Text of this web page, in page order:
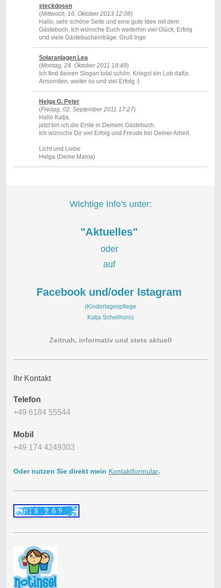
steckdosen
(Mittwoch, 16. Oktober 2013 12:08)
Hallo, sehr schöne Seite und eine gute Idee mit dem
Gästebuch. Ich wünsche Euch weiterhin viel Glück, Erfolg
und viele Gästebucheinträge. Gruß Inge
Solaranlagen Lea
(Montag, 24. Oktober 2011 18:49)
Ich find deinen Slogan total schön. Kriegst ein Lob dafür.
Ansonsten, weiter so und viel Erfolg :)
Helga G. Peter
(Freitag, 02. September 2011 17:27)
Hallo Katja,
jetzt bin ich die Erste in Deinem Gästebuch.
Ich wünsche Dir viel Erfolg und Freude bei Deiner Arbeit.
Licht und Liebe
Helga (Deine Mama)
Wichtige Info's unter:
"Aktuelles"
oder
auf
Facebook und/oder Istagram
(Kindertagespflege
Katja Schellhorn)
Zeitnah, informativ und stets aktuell
Ihr Kontakt
Telefon
+49 6184 55544
Mobil
+49 174 4249303
Oder nutzen Sie direkt mein Kontaktformular.